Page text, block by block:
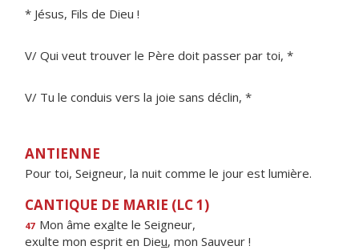
* Jésus, Fils de Dieu !
V/ Qui veut trouver le Père doit passer par toi, *
V/ Tu le conduis vers la joie sans déclin, *
ANTIENNE
Pour toi, Seigneur, la nuit comme le jour est lumière.
CANTIQUE DE MARIE (LC 1)
47 Mon âme exalte le Seigneur,
exulte mon esprit en Dieu, mon Sauveur !